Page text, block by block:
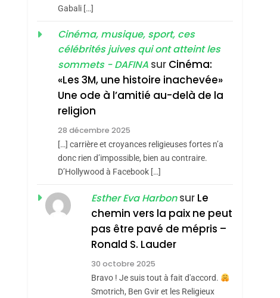
Accords D’Isaac:
L’alliance Pourrait
S’étendre À 13 Pays
D’Amérique Latine
ISRAÉL JUDAISME
5
Meurtrière Selon Le
Rapport D’ADL
Contre
L’antisémitisme
FRANCE ISRAÉL
FIÈRE, DIGNE ET
RÉSILIENTE :
POURQUOI JE
REVENDIQUE MA
JUDAÏTE Par Thérèse
Zrihen-Dvir
ISRAÉL JUDAISME
CE QUI NOUS
MANQUE – Jacques
Hadida
JUDAISME
Gabali […]
Cinéma, musique, sport, ces
célébrités juives qui ont atteint les
sommets - DAFINA sur Cinéma:
«Les 3M, une histoire inachevée»
Une ode à l’amitié au-delà de la
religion
28 décembre 2025
[…] carrière et croyances religieuses fortes n’a
donc rien d’impossible, bien au contraire.
D’Hollywood à Facebook […]
Esther Eva Harbonsur Le
chemin vers la paix ne peut
pas être pavé de mépris –
Ronald S. Lauder
30 octobre 2025
Bravo ! Je suis tout à fait d'accord.
Smotrich, Ben Gvir et les Religieux